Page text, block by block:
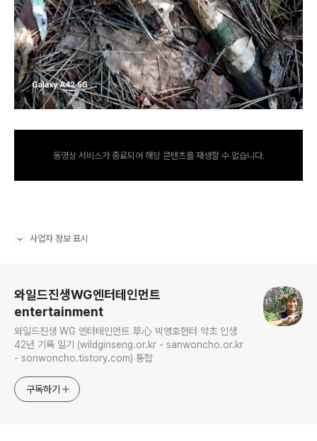
동영상 서비스가 종료되어 해당 콘텐츠를 재생할 수 없습니다.
사업자 정보 표시
와일드진생WG엔터테인먼트
entertainment
와일드진생 WG 엔터테인먼트 草心 박영호헌터 약초 인생
42년 기록 일기 (wildginseng.or.kr - sanwoncho.or.kr
- sonwoncho.tistory.com) 통합
구독하기